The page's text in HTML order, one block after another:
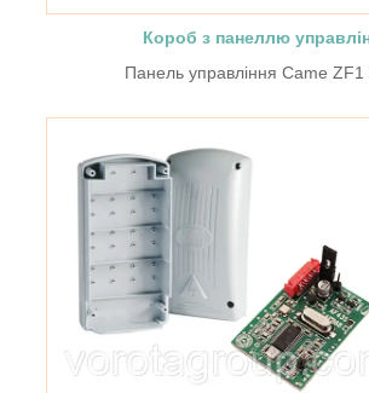
Короб з панеллю
Панель управління Came ZF1